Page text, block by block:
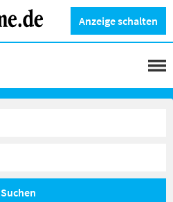
Anzeige schalten
Suchen